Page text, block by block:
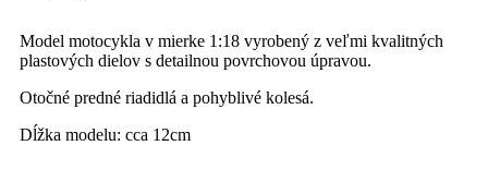
Model motocykla v mierke 1:18 vyrobený z veľmi kvalitných
plastových dielov s detailnou povrchovou úpravou.
Otočné predné riadidlá a pohyblivé kolesá.
Dĺžka modelu: cca 12cm